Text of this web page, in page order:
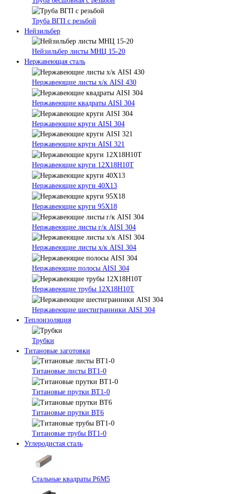
Труба ВГП с резьбой
Нейзильбер
Нейзильбер листы МНЦ 15-20
Нержавеющая сталь
Нержавеющие листы х/к AISI 430
Нержавеющие квадраты AISI 304
Нержавеющие круги AISI 304
Нержавеющие круги AISI 321
Нержавеющие круги 12Х18Н10Т
Нержавеющие круги 40Х13
Нержавеющие круги 95Х18
Нержавеющие листы г/к AISI 304
Нержавеющие листы х/к AISI 304
Нержавеющие полосы AISI 304
Нержавеющие трубы 12Х18Н10Т
Нержавеющие шестигранники AISI 304
Теплоизоляция
Трубки
Титановые заготовки
Титановые листы ВТ1-0
Титановые прутки ВТ1-0
Титановые прутки ВТ6
Титановые трубы ВТ1-0
Углеродистая сталь
Стальные квадраты Р6М5